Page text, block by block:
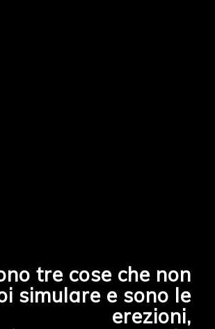
tre cose che non
simulare e sono le
erezioni,